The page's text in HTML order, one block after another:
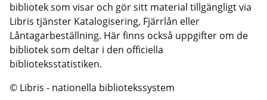
bibliotek som visar och gör sitt material tillgängligt via
Libris tjänster Katalogisering, Fjärrlån eller
Låntagarbeställning. Här finns också uppgifter om de
bibliotek som deltar i den officiella
biblioteksstatistiken.
© Libris - nationella bibliotekssystem